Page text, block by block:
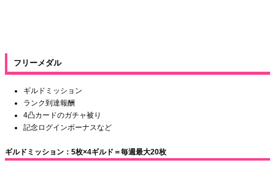
フリーメダル
ギルドミッション
ランク到達報酬
4凸カードのガチャ被り
記念ログインボーナスなど
ギルドミッション：5枚×4ギルド＝毎週最大20枚